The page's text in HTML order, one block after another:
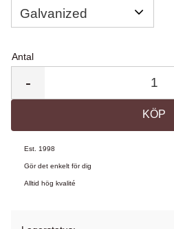
Antal
-
KÖP
Est. 1998
Gör det enkelt för dig
Alltid hög kvalité